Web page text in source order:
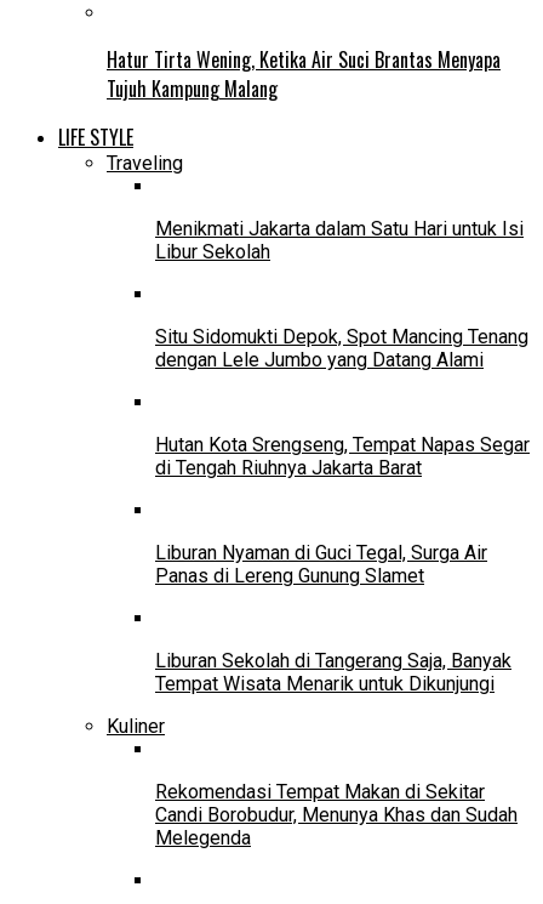
Hatur Tirta Wening, Ketika Air Suci Brantas Menyapa
Tujuh Kampung Malang
LIFE STYLE
Traveling
Menikmati Jakarta dalam Satu Hari untuk Isi
Libur Sekolah
Situ Sidomukti Depok, Spot Mancing Tenang
dengan Lele Jumbo yang Datang Alami
Hutan Kota Srengseng, Tempat Napas Segar
di Tengah Riuhnya Jakarta Barat
Liburan Nyaman di Guci Tegal, Surga Air
Panas di Lereng Gunung Slamet
Liburan Sekolah di Tangerang Saja, Banyak
Tempat Wisata Menarik untuk Dikunjungi
Kuliner
Rekomendasi Tempat Makan di Sekitar
Candi Borobudur, Menunya Khas dan Sudah
Melegenda